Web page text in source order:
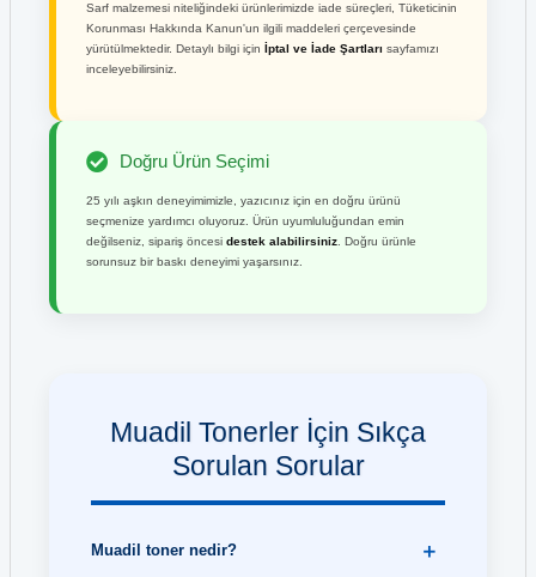
Sarf malzemesi niteliğindeki ürünlerimizde iade süreçleri, Tüketicinin
Korunması Hakkında Kanun'un ilgili maddeleri çerçevesinde
yürütülmektedir. Detaylı bilgi için İptal ve İade Şartları sayfamızı
inceleyebilirsiniz.
Doğru Ürün Seçimi
25 yılı aşkın deneyimimizle, yazıcınız için en doğru ürünü
seçmenize yardımcı oluyoruz. Ürün uyumluluğundan emin
değilseniz, sipariş öncesi destek alabilirsiniz. Doğru ürünle
sorunsuz bir baskı deneyimi yaşarsınız.
Muadil Tonerler İçin Sıkça
Sorulan Sorular
Muadil toner nedir?